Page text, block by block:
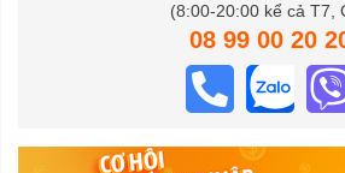
(8:00-20:00 kể cả T7,
08 99 00 20